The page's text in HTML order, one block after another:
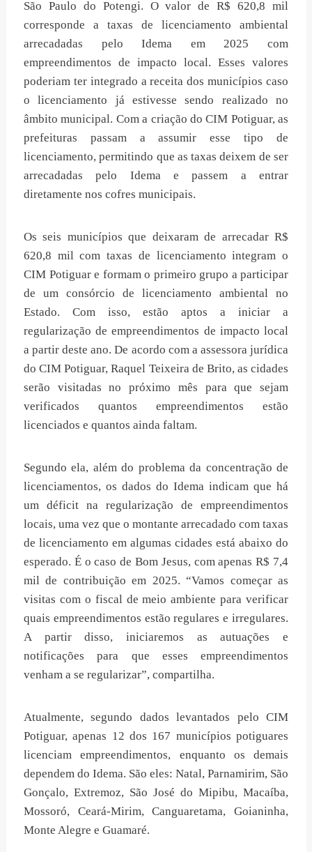
São Paulo do Potengi. O valor de R$ 620,8 mil
corresponde a taxas de licenciamento ambiental
arrecadadas pelo Idema em 2025 com
empreendimentos de impacto local. Esses valores
poderiam ter integrado a receita dos municípios caso
o licenciamento já estivesse sendo realizado no
âmbito municipal. Com a criação do CIM Potiguar, as
prefeituras passam a assumir esse tipo de
licenciamento, permitindo que as taxas deixem de ser
arrecadadas pelo Idema e passem a entrar
diretamente nos cofres municipais.
Os seis municípios que deixaram de arrecadar R$
620,8 mil com taxas de licenciamento integram o
CIM Potiguar e formam o primeiro grupo a participar
de um consórcio de licenciamento ambiental no
Estado. Com isso, estão aptos a iniciar a
regularização de empreendimentos de impacto local
a partir deste ano. De acordo com a assessora jurídica
do CIM Potiguar, Raquel Teixeira de Brito, as cidades
serão visitadas no próximo mês para que sejam
verificados quantos empreendimentos estão
licenciados e quantos ainda faltam.
Segundo ela, além do problema da concentração de
licenciamentos, os dados do Idema indicam que há
um déficit na regularização de empreendimentos
locais, uma vez que o montante arrecadado com taxas
de licenciamento em algumas cidades está abaixo do
esperado. É o caso de Bom Jesus, com apenas R$ 7,4
mil de contribuição em 2025. “Vamos começar as
visitas com o fiscal de meio ambiente para verificar
quais empreendimentos estão regulares e irregulares.
A partir disso, iniciaremos as autuações e
notificações para que esses empreendimentos
venham a se regularizar”, compartilha.
Atualmente, segundo dados levantados pelo CIM
Potiguar, apenas 12 dos 167 municípios potiguares
licenciam empreendimentos, enquanto os demais
dependem do Idema. São eles: Natal, Parnamirim, São
Gonçalo, Extremoz, São José do Mipibu, Macaíba,
Mossoró, Ceará-Mirim, Canguaretama, Goianinha,
Monte Alegre e Guamaré.